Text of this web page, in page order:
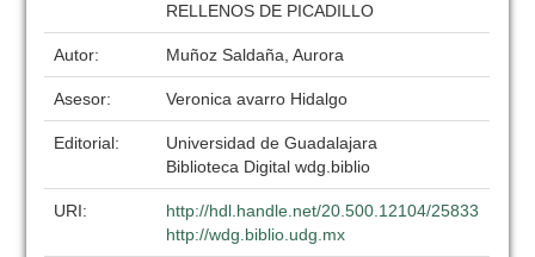
RELLENOS DE PICADILLO
Autor: Muñoz Saldaña, Aurora
Asesor: Veronica avarro Hidalgo
Editorial:
Universidad de Guadalajara
Biblioteca Digital wdg.biblio
URI:
http://hdl.handle.net/20.500.12104/25833
http://wdg.biblio.udg.mx